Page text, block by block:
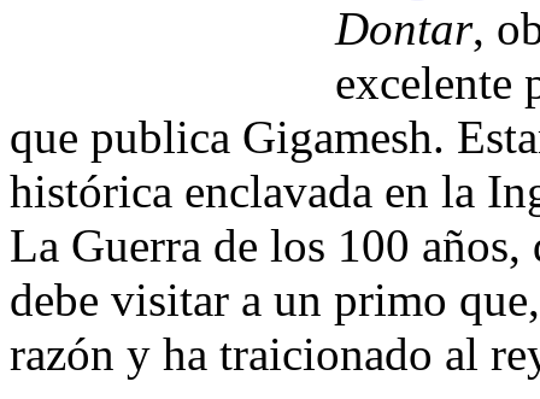
Dontar,
excelente
que publica Gigamesh.
histórica enclavada en la
La Guerra de los 100
debe visitar a un primo
razón y ha traicionado al